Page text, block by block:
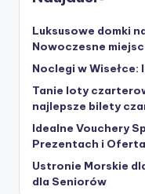
Luksusowe domki
Nowoczesne
Noclegi w Wisełce:
Tanie loty
najlepsze bilety
Idealne Vouchery
Prezentach i
Ustronie Morskie
dla Seniorów